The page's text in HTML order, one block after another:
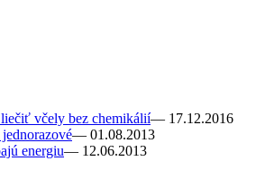
včely bez chemikálií— 17.12.2016
— 01.08.2013
energiu— 12.06.2013